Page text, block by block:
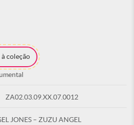
coleção
ZA02.03.09.XX.07.0012
JONES – ZUZU ANGEL